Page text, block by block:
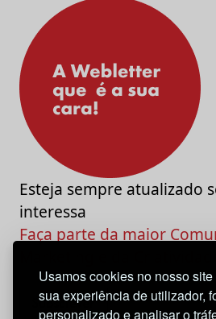
Usamos cookies no nosso
sua experiência de utilizador,
personalizado e analisar o
Esteja sempre atualizado
interessa
Faça parte da maior